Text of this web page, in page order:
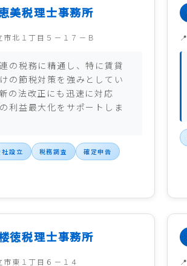
美税理士事務所
市北１丁目５－１７－Ｂ
の税務に精通し、特に賃貸
の節税対策を強みとしてい
の法改正にも迅速に対応
利益最大化をサポートしま
社設立 税務調査
確定申告
徳税理士事務所
市東１丁目６－１４